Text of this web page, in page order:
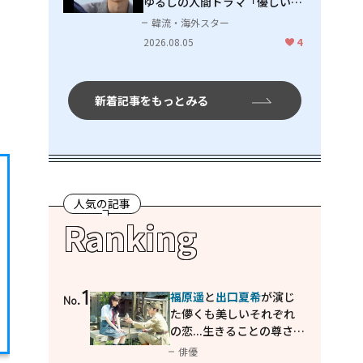
男」
韓流・海外スター
2026.08.05
4
新着記事をもっとみる
人気の記事
Ranking
No.1 福原遥と出口夏希が演じ
た儚くも美しいそれぞれ
の恋...生きることの尊さを
教えてくれた映画「あの
俳優